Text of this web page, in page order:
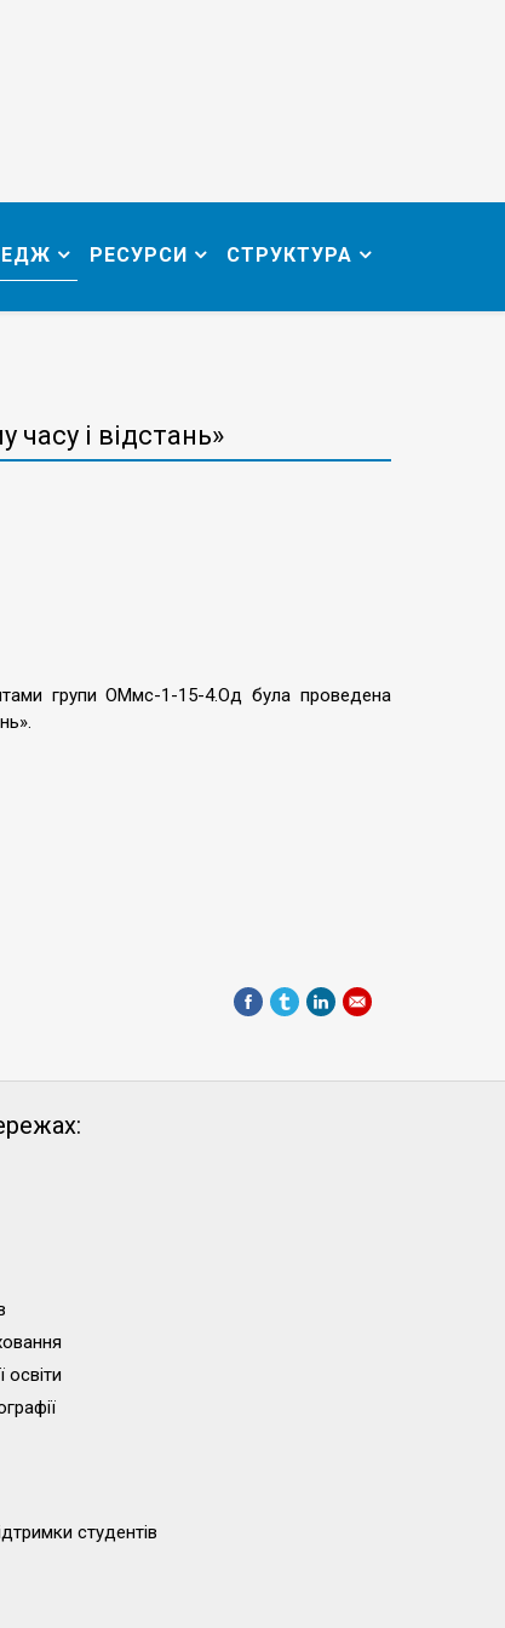
РЕСУРСИ СТРУКТУРА
часу і відстань»
групи ОМмс-1-15-4.Од була проведена
освіти
студентів